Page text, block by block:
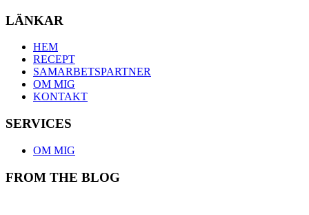
LÄNKAR
HEM
RECEPT
SAMARBETSPARTNER
OM MIG
KONTAKT
SERVICES
OM MIG
FROM THE BLOG